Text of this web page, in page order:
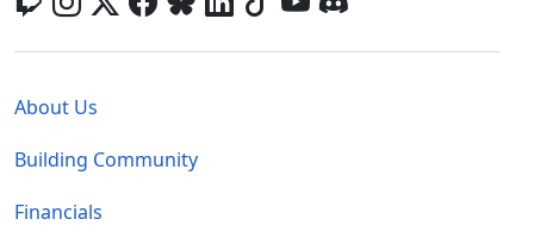
About Us
Building Community
Financials